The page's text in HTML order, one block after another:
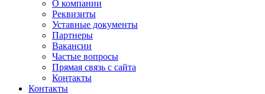
О компании
Реквизиты
Уставные документы
Партнеры
Вакансии
Частые вопросы
Прямая связь с сайта
Контакты
Контакты